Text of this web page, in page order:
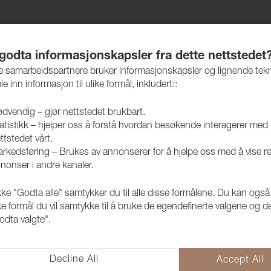
Produkter Vedlikehold Bærekraft Case
til utemøbler
San Remo
1029208
SAN REMO er et unikt
SAN REMO har et
informasjonskapsler fra dette
samarbeidspartnere bruker informasjonskapsler og lignende
inn informasjon til ulike formål, inkludert::
– gjør nettstedet brukbart.
– hjelper oss å forstå hvordan besøkende interagerer med
vårt.
– Brukes av annonsører for å hjelpe oss med å vise
i andre kanaler.
"Godta alle" samtykker du til alle disse formålene. Du kan også
formål du vil samtykke til å bruke de egendefinerte valgene og
valgte".
Decline All Accept All